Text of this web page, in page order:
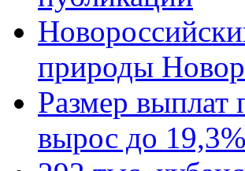
природы
Размер выплат
вырос до 19,3%